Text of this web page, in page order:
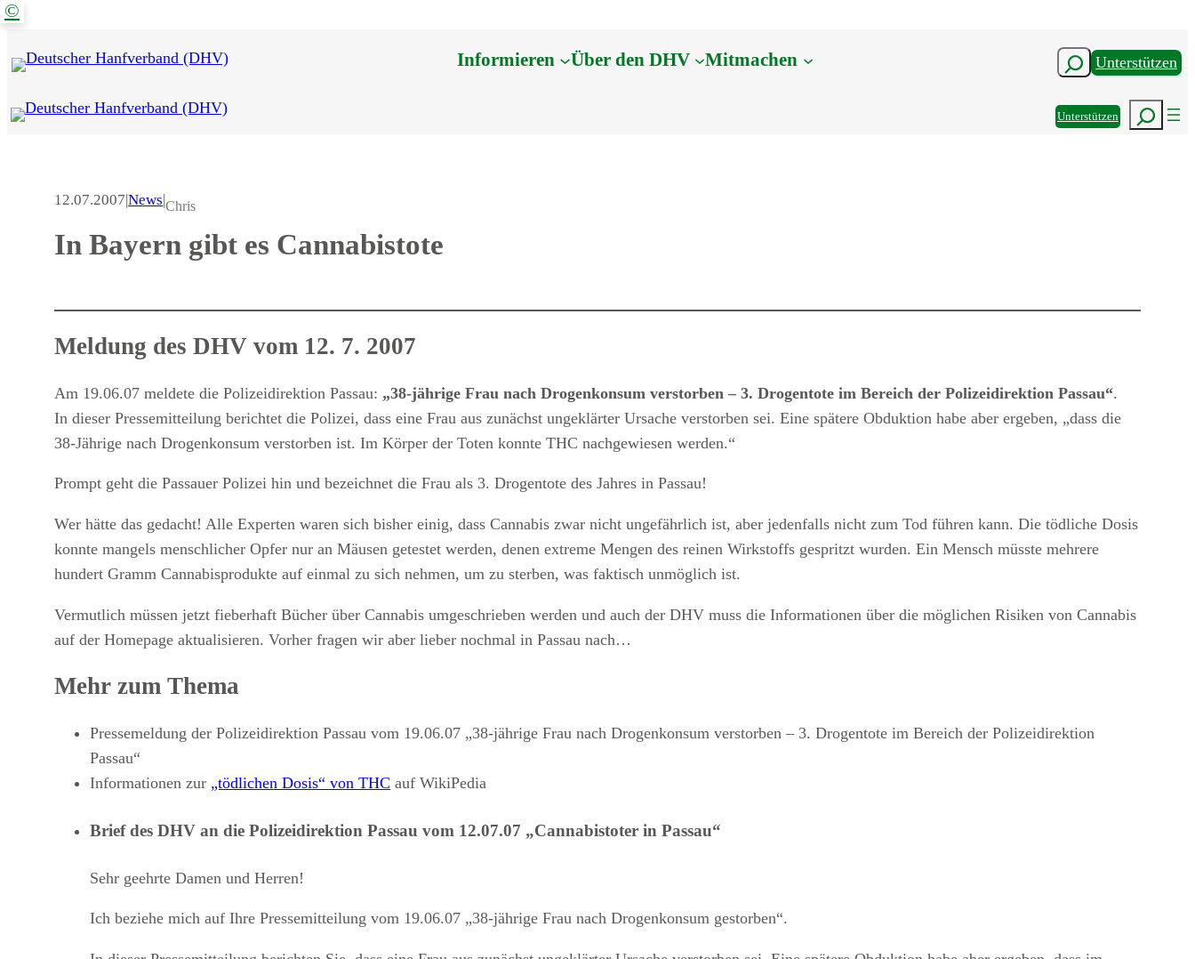
Zum
springen
Informieren Über den DHV Mitmachen SuchenUnterstützen
UnterstützenSuchen
©
12.07.2007|News|Chris
In Bayern gibt es Cannabistote
Meldung des DHV vom 12. 7. 2007
Am 19.06.07 meldete die Polizeidirektion Passau: „38-jährige Frau nach Drogenkonsum verstorben – 3. Drogentote im Bereich der Polizeidirektion Passau“.
In dieser Pressemitteilung berichtet die Polizei, dass eine Frau aus zunächst ungeklärter Ursache verstorben sei. Eine spätere Obduktion habe aber ergeben, „dass die
38-Jährige nach Drogenkonsum verstorben ist. Im Körper der Toten konnte THC nachgewiesen werden.“
Prompt geht die Passauer Polizei hin und bezeichnet die Frau als 3. Drogentote des Jahres in Passau!
Wer hätte das gedacht! Alle Experten waren sich bisher einig, dass Cannabis zwar nicht ungefährlich ist, aber jedenfalls nicht zum Tod führen kann. Die tödliche Dosis
konnte mangels menschlicher Opfer nur an Mäusen getestet werden, denen extreme Mengen des reinen Wirkstoffs gespritzt wurden. Ein Mensch müsste mehrere
hundert Gramm Cannabisprodukte auf einmal zu sich nehmen, um zu sterben, was faktisch unmöglich ist.
Vermutlich müssen jetzt fieberhaft Bücher über Cannabis umgeschrieben werden und auch der DHV muss die Informationen über die möglichen Risiken von Cannabis
auf der Homepage aktualisieren. Vorher fragen wir aber lieber nochmal in Passau nach…
Mehr zum Thema
Pressemeldung der Polizeidirektion Passau vom 19.06.07 „38-jährige Frau nach Drogenkonsum verstorben – 3. Drogentote im Bereich der Polizeidirektion
Passau“
Informationen zur „tödlichen Dosis“ von THC auf WikiPedia
Brief des DHV an die Polizeidirektion Passau vom 12.07.07 „Cannabistoter in Passau“
Sehr geehrte Damen und Herren!
Ich beziehe mich auf Ihre Pressemitteilung vom 19.06.07 „38-jährige Frau nach Drogenkonsum gestorben“.